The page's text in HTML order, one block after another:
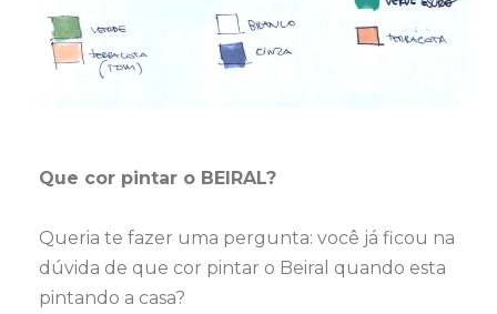
Que cor pintar o BEIRAL?
Queria te fazer uma pergunta: você já ficou na
dúvida de que cor pintar o Beiral quando esta
pintando a casa?